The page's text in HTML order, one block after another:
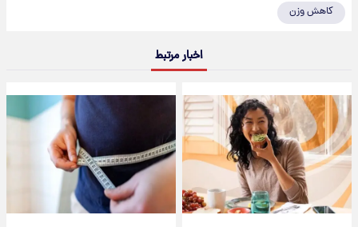
کاهش وزن
اخبار مرتبط